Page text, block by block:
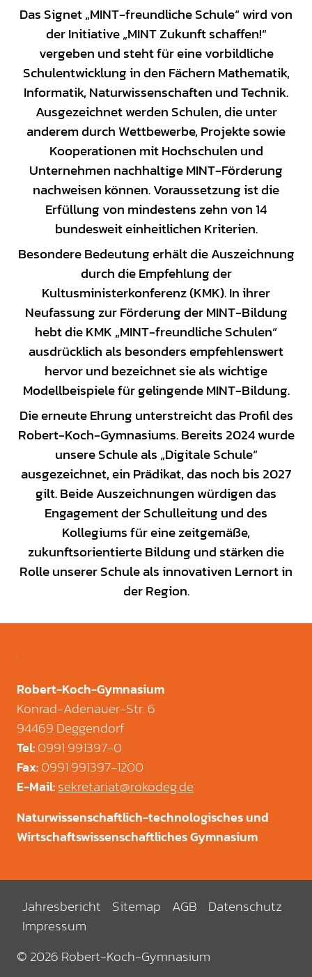
Das Signet „MINT-freundliche Schule“ wird von
der Initiative „MINT Zukunft schaffen!“
vergeben und steht für eine vorbildliche
Schulentwicklung in den Fächern Mathematik,
Informatik, Naturwissenschaften und Technik.
Ausgezeichnet werden Schulen, die unter
anderem durch Wettbewerbe, Projekte sowie
Kooperationen mit Hochschulen und
Unternehmen nachhaltige MINT-Förderung
nachweisen können. Voraussetzung ist die
Erfüllung von mindestens zehn von 14
bundesweit einheitlichen Kriterien.
Besondere Bedeutung erhält die Auszeichnung
durch die Empfehlung der
Kultusministerkonferenz (KMK). In ihrer
Neufassung zur Förderung der MINT-Bildung
hebt die KMK „MINT-freundliche Schulen“
ausdrücklich als besonders empfehlenswert
hervor und bezeichnet sie als wichtige
Modellbeispiele für gelingende MINT-Bildung.
Die erneute Ehrung unterstreicht das Profil des
Robert-Koch-Gymnasiums. Bereits 2024 wurde
unsere Schule als „Digitale Schule“
ausgezeichnet, ein Prädikat, das noch bis 2027
gilt. Beide Auszeichnungen würdigen das
Engagement der Schulleitung und des
Kollegiums für eine zeitgemäße,
zukunftsorientierte Bildung und stärken die
Rolle unserer Schule als innovativen Lernort in
der Region.
Robert-Koch-Gymnasium
Konrad-Adenauer-Str. 6
94469 Deggendorf
Tel:0991 991397-0
Fax:0991 991397-1200
E-Mail:sekretariat@rokodeg.de
Naturwissenschaftlich-technologisches und
Wirtschaftswissenschaftliches Gymnasium
Jahresbericht Sitemap AGB
Datenschutz
Impressum
© 2026 Robert-Koch-Gymnasium